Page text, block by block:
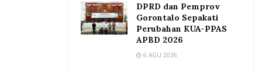
DPRD dan Pemprov
Gorontalo Sepakati
Perubahan KUA-PPAS
APBD 2026
6 AGU 2026